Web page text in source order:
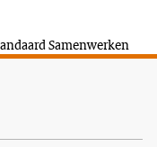
Samenwerken